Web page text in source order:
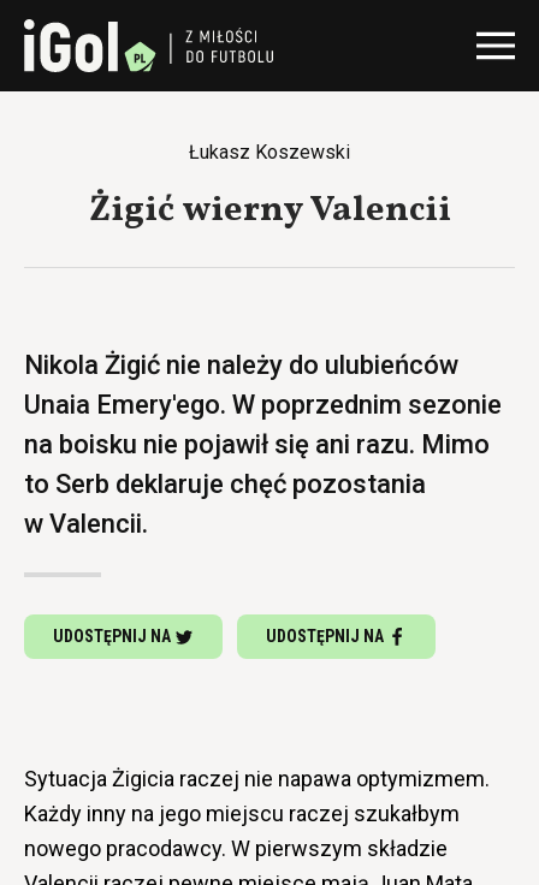
Łukasz Koszewski
Żigić wierny Valencii
Nikola Żigić nie należy do ulubieńców
Unaia Emery'ego. W poprzednim sezonie
na boisku nie pojawił się ani razu. Mimo
to Serb deklaruje chęć pozostania
w Valencii.
UDOSTĘPNIJ NA UDOSTĘPNIJ NA
Sytuacja Żigicia raczej nie napawa optymizmem.
Każdy inny na jego miejscu raczej szukałbym
nowego pracodawcy. W pierwszym składzie